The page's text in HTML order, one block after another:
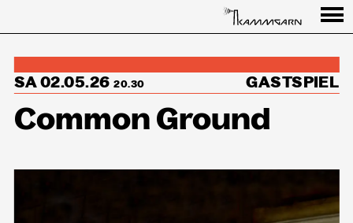
Programm
↳Summer Sessions
Besuch
Ausstellungen
SA 02.05.26 20.30 GASTSPIEL
Common Ground